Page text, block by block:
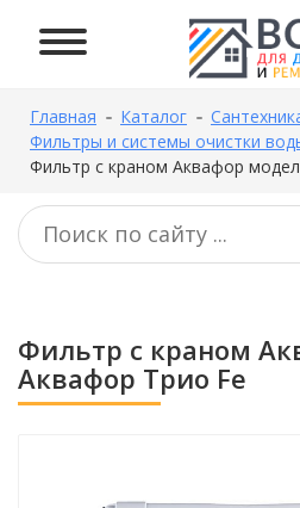
Главная Каталог
Фильтры и системы очистки
Фильтр с краном Аквафор
Фильтр с краном
Аквафор Трио Fe